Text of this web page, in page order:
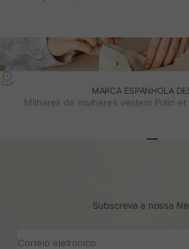
MARCA ESPANHOLA
Milhares de mulheres vestem Polin et
Subscreva a nossa
Correio eletrónico